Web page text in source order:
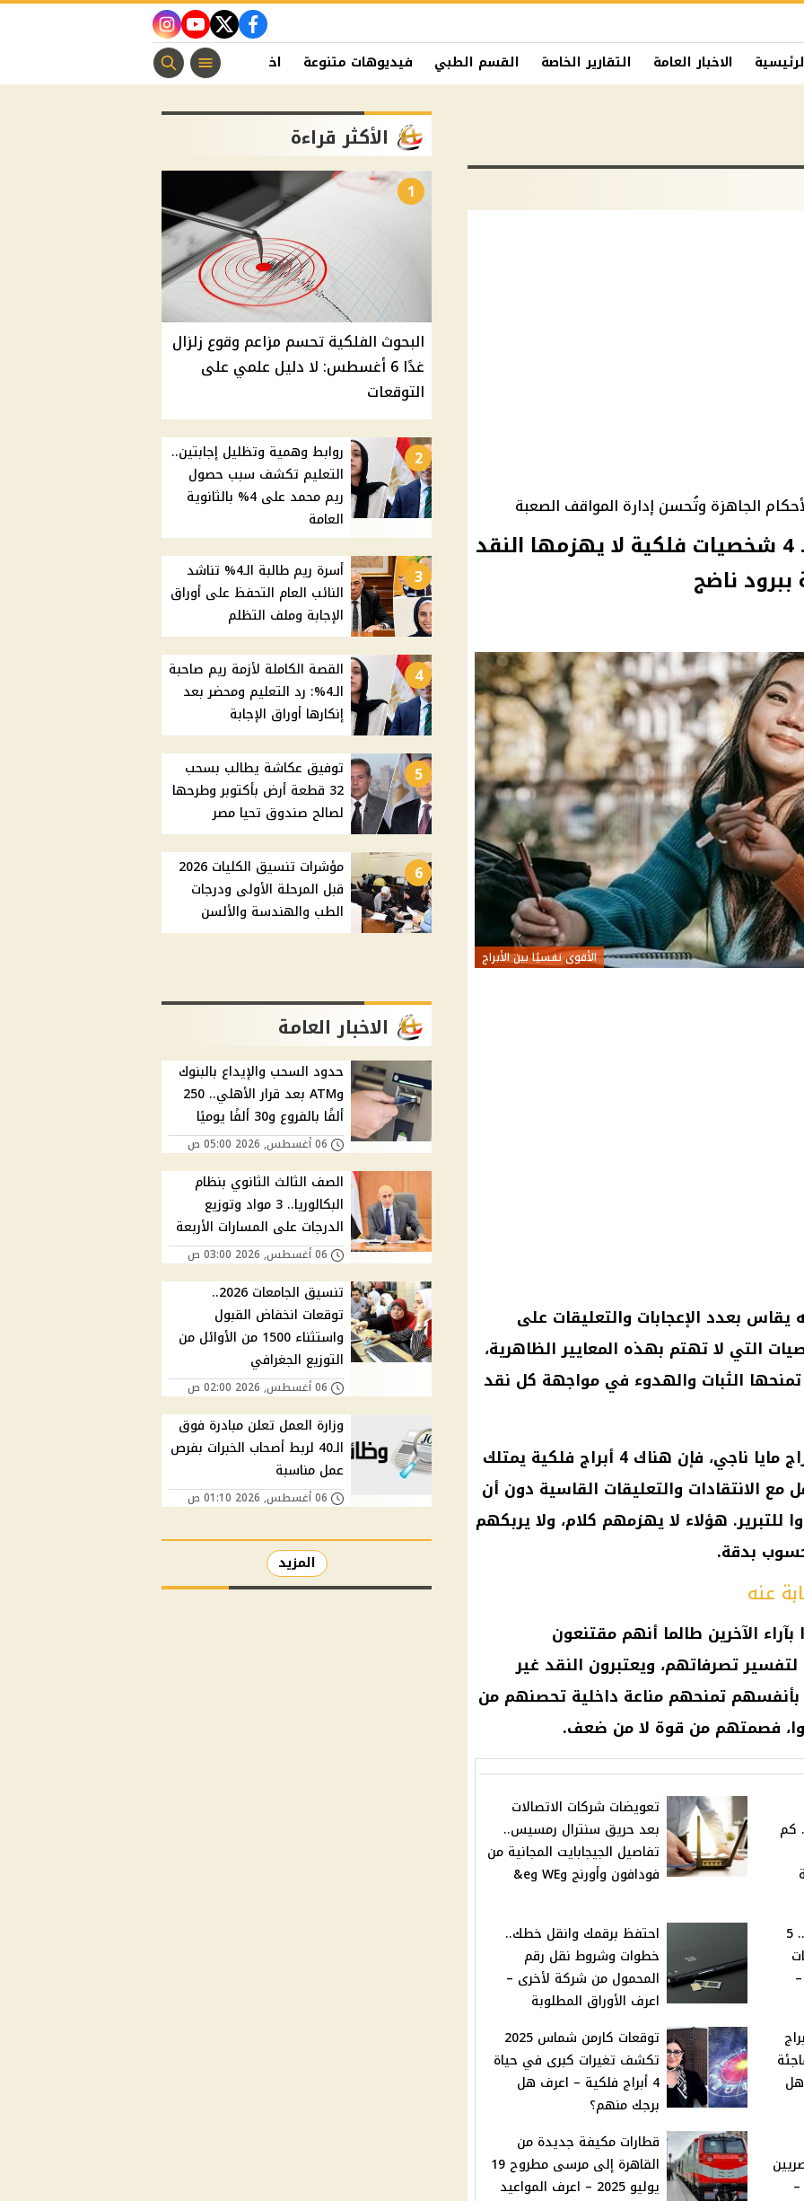
facebook
twitter
youtube
instagram
الاخبار العامة التقارير الخاصة القسم الطبي فيديوهات متنوعة اخبار الفن منوعات مسيحية
الجاهزة وتُحسن إدارة المواقف الصعبة
الأقوى نفسيًا بين الأبراج.. 4 شخصيات فلكية لا يهزمها النقد
ببرود ناضج
الأقوى نفسيًا بين الأبراج
يقاس بعدد الإعجابات والتعليقات على
التي لا تهتم بهذه المعايير الظاهرية،
الثبات والهدوء في مواجهة كل نقد
وبحسب ما أشارت إليه خبيرة الأبراج مايا ناجي، فإن هناك 4 أبراج فلكية يمتلك
الانتقادات والتعليقات القاسية دون أن
للتبرير. هؤلاء لا يهزمهم كلام، ولا يربكهم
بدقة.
عنه
الآخرين طالما أنهم مقتنعون
تصرفاتهم، ويعتبرون النقد غير
بأنفسهم تمنحهم مناعة داخلية تحصنهم من
فصمتهم من قوة لا من ضعف.
18-7-2025.. كم
تعويضات شركات الاتصالات
بعد حريق سنترال رمسيس..
تفاصيل الجيجابايت المجانية من
فودافون وأورنج وWE وe&
"غموضهم بيجذب الناس".. 5
احتفظ برقمك وانقل خطك..
خطوات وشروط نقل رقم
المحمول من شركة لأخرى –
اعرف الأوراق المطلوبة
4 أبراج
2025 – هل
توقعات كارمن شماس 2025
تكشف تغيرات كبرى في حياة
4 أبراج فلكية – اعرف هل
برجك منهم؟
7 وخطوات التقديم 2025 –
قطارات مكيفة جديدة من
القاهرة إلى مرسى مطروح 19
يوليو 2025 – اعرف المواعيد
الأكثر قراءة
1
البحوث الفلكية تحسم مزاعم وقوع زلزال
غدًا 6 أغسطس: لا دليل علمي على
التوقعات
2
روابط وهمية وتظليل إجابتين..
التعليم تكشف سبب حصول
ريم محمد على 4% بالثانوية
العامة
3
أسرة ريم طالبة الـ4% تناشد
النائب العام التحفظ على أوراق
الإجابة وملف التظلم
4
القصة الكاملة لأزمة ريم صاحبة
الـ4%: رد التعليم ومحضر بعد
إنكارها أوراق الإجابة
5
توفيق عكاشة يطالب بسحب
32 قطعة أرض بأكتوبر وطرحها
لصالح صندوق تحيا مصر
6
مؤشرات تنسيق الكليات 2026
قبل المرحلة الأولى ودرجات
الطب والهندسة والألسن
الاخبار العامة
حدود السحب والإيداع بالبنوك
وATM بعد قرار الأهلي.. 250
ألفًا بالفروع و30 ألفًا يوميًا
06 أغسطس, 2026 05:00 ص
الصف الثالث الثانوي بنظام
البكالوريا.. 3 مواد وتوزيع
الدرجات على المسارات الأربعة
06 أغسطس, 2026 03:00 ص
تنسيق الجامعات 2026..
توقعات انخفاض القبول
واستثناء 1500 من الأوائل من
التوزيع الجغرافي
06 أغسطس, 2026 02:00 ص
وزارة العمل تعلن مبادرة فوق
الـ40 لربط أصحاب الخبرات بفرص
عمل مناسبة
06 أغسطس, 2026 01:10 ص
المزيد